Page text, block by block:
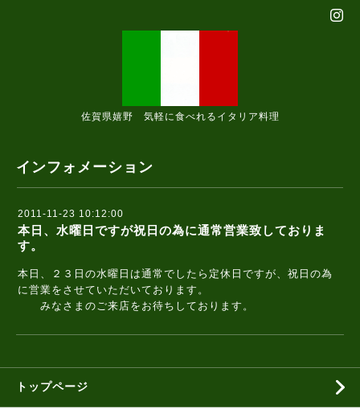
佐賀県嬉野 気軽に食べれるイタリア料理
インフォメーション
2011-11-23 10:12:00
本日、水曜日ですが祝日の為に通常営業致しておりま
す。
本日、２３日の水曜日は通常でしたら定休日ですが、祝日の為
に営業をさせていただいております。
みなさまのご来店をお待ちしております。
トップページ